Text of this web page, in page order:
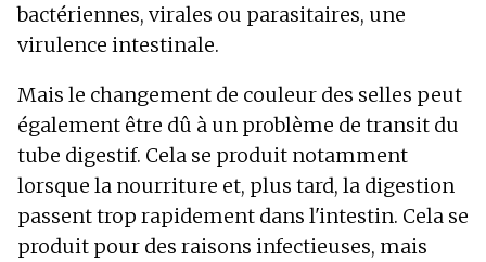
bactériennes, virales ou parasitaires, une
virulence intestinale.
Mais le changement de couleur des selles peut
également être dû à un problème de transit du
tube digestif. Cela se produit notamment
lorsque la nourriture et, plus tard, la digestion
passent trop rapidement dans l'intestin. Cela se
produit pour des raisons infectieuses, mais